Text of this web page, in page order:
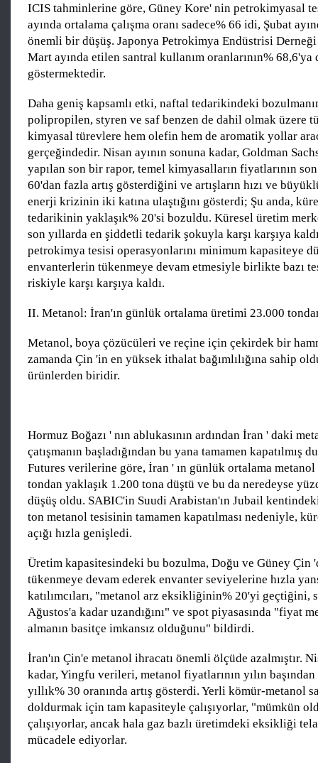
ICIS tahminlerine göre, Güney Kore' nin petrokimyasal
ayında ortalama çalışma oranı sadece% 66 idi, Şubat
önemli bir düşüş. Japonya Petrokimya Endüstrisi
Mart ayında etilen santral kullanım oranlarının% 68,6'ya
göstermektedir.
Daha geniş kapsamlı etki, naftal tedarikindeki
polipropilen, styren ve saf benzen de dahil olmak üzere
kimyasal türevlere hem olefin hem de aromatik yollar
gerçeğindedir. Nisan ayının sonuna kadar, Goldman
yapılan son bir rapor, temel kimyasalların fiyatlarının
60'dan fazla artış gösterdiğini ve artışların hızı ve
enerji krizinin iki katına ulaştığını gösterdi; Şu anda,
tedarikinin yaklaşık% 20'si bozuldu. Küresel üretim
son yıllarda en şiddetli tedarik şokuyla karşı karşıya kaldı
petrokimya tesisi operasyonlarını minimum kapasiteye
envanterlerin tükenmeye devam etmesiyle birlikte bazı
riskiyle karşı karşıya kaldı.
II. Metanol: İran'ın günlük ortalama üretimi 23.000
Metanol, boya çözücüleri ve reçine için çekirdek bir
zamanda Çin 'in en yüksek ithalat bağımlılığına sahip
ürünlerden biridir.
Hormuz Boğazı ' nın ablukasının ardından İran ' daki
çatışmanın başladığından bu yana tamamen kapatılmış
Futures verilerine göre, İran ' ın günlük ortalama
tondan yaklaşık 1.200 tona düştü ve bu da neredeyse
düşüş oldu. SABIC'in Suudi Arabistan'ın Jubail
ton metanol tesisinin tamamen kapatılması nedeniyle,
açığı hızla genişledi.
Üretim kapasitesindeki bu bozulma, Doğu ve Güney Çin
tükenmeye devam ederek envanter seviyelerine hızla
katılımcıları, "metanol arz eksikliğinin% 20'yi geçtiğini,
Ağustos'a kadar uzandığını" ve spot piyasasında "fiyat
almanın basitçe imkansız olduğunu" bildirdi.
İran'ın Çin'e metanol ihracatı önemli ölçüde azalmıştır.
kadar, Yingfu verileri, metanol fiyatlarının yılın
yıllık% 30 oranında artış gösterdi. Yerli kömür-metanol
doldurmak için tam kapasiteyle çalışıyorlar, "mümkün
çalışıyorlar, ancak hala gaz bazlı üretimdeki eksikliği
mücadele ediyorlar.